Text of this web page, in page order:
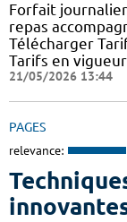
Forfait
repas
Télécharger
Tarifs en
21/05/2026 13:44
PAGES
relevance: